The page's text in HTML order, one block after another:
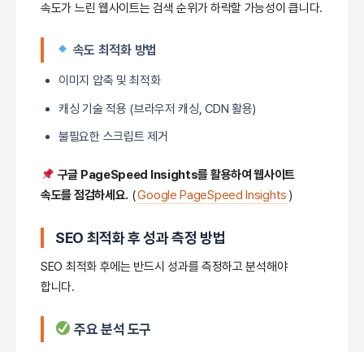
속도가 느린 웹사이트는 검색 순위가 하락할 가능성이 큽니다.
속도 최적화 방법
이미지 압축 및 최적화
캐싱 기술 적용 (브라우저 캐싱, CDN 활용)
불필요한 스크립트 제거
구글 PageSpeed Insights를 활용하여 웹사이트
속도를 점검하세요. (Google PageSpeed Insights )
SEO 최적화 후 성과 측정 방법
SEO 최적화 후에는 반드시 성과를 측정하고 분석해야
합니다.
주요 분석 도구